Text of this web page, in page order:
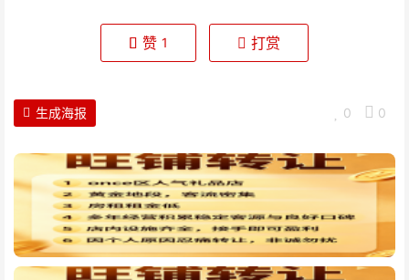
赞 1 打赏
0 0
生成海报